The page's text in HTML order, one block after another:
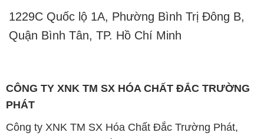
1229C Quốc lộ 1A, Phường Bình Trị Đông B,
Quận Bình Tân, TP. Hồ Chí Minh
CÔNG TY XNK TM SX HÓA CHẤT ĐẮC TRƯỜNG
PHÁT
Công ty XNK TM SX Hóa Chất Đắc Trường Phát,